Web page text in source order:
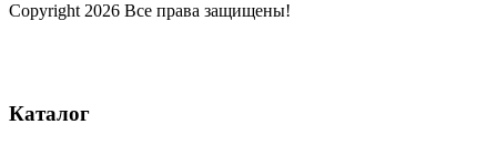
Copyright 2026 Все права защищены!
Каталог